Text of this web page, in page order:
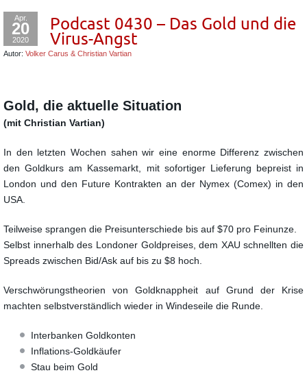
Apr.
20
2020
Podcast 0430 – Das Gold und die
Virus-Angst
Autor: Volker Carus & Christian Vartian
Gold, die aktuelle Situation
(mit Christian Vartian)
In den letzten Wochen sahen wir eine enorme Differenz zwischen
den Goldkursam Kassemarkt, mit sofortiger Lieferung bepreist in
London und den Future Kontrakten an der Nymex (Comex) in den
USA.
Teilweise sprangen die Preisunterschiede bis auf $70 pro Feinunze.
Selbst innerhalb des Londoner Goldpreises, dem XAU schnellten die
Spreads zwischen Bid/Ask auf bis zu $8 hoch.
Verschwörungstheorien von Goldknappheit auf Grund der Krise
machten selbstverständlich wieder in Windeseile die Runde.
Interbanken Goldkonten
Inflations-Goldkäufer
Stau beim Gold